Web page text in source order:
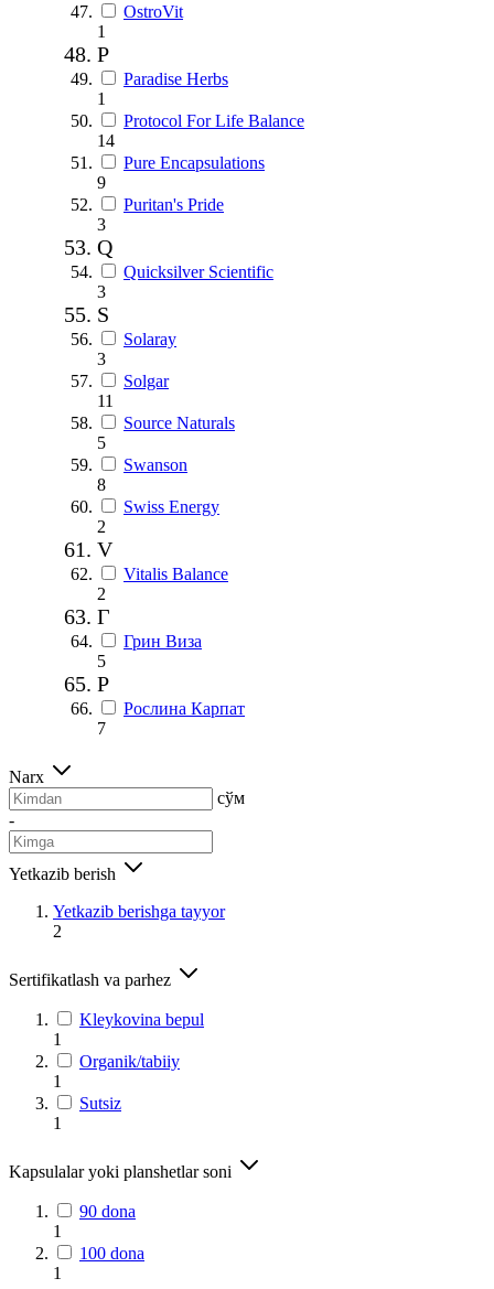
OstroVit
1
P
Paradise Herbs
1
Protocol For Life Balance
14
Pure Encapsulations
9
Puritan's Pride
3
Q
Quicksilver Scientific
3
S
Solaray
3
Solgar
11
Source Naturals
5
Swanson
8
Swiss Energy
2
V
Vitalis Balance
2
Г
Грин Виза
5
Р
Рослина Карпат
7
Narx
сўм
-
Yetkazib berish
Yetkazib berishga tayyor
2
Sertifikatlash va parhez
Kleykovina bepul
1
Organik/tabiiy
1
Sutsiz
1
Kapsulalar yoki planshetlar soni
90 dona
1
100 dona
1